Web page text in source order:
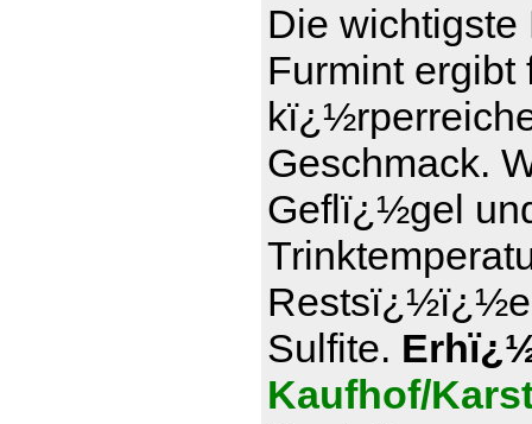
Die wichtigste
Furmint ergibt
Geschmack.
Geflï¿½gel
Sulfite.
Kaufhof/